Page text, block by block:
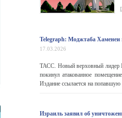
Telegraph: Моджтаба Хаменеи
17.03.2026
ТАСС. Новый верховный лидер
покинул атакованное
Издание ссылается на
Израиль заявил об